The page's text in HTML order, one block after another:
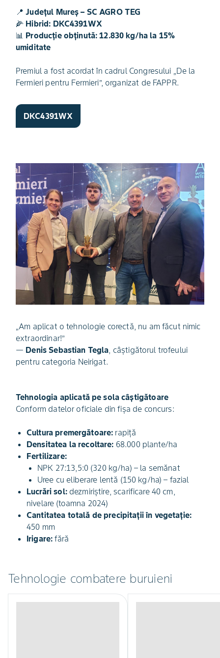
📍Județul Mureș – SC AGRO TEG
🌽 Hibrid: DKC4391WX
📊 Producție obținută: 12.830 kg/ha la 15%
umiditate
Premiul a fost acordat în cadrul Congresului „De la
Fermieri pentru Fermieri”, organizat de FAPPR.
DKC4391WX
„Am aplicat o tehnologie corectă, nu am făcut nimic
extraordinar!”
— Denis Sebastian Tegla, câștigătorul trofeului
pentru categoria Neirigat.
Tehnologia aplicată pe sola câștigătoare
Conform datelor oficiale din fișa de concurs:
Cultura premergătoare: rapiță
Densitatea la recoltare: 68.000 plante/ha
Fertilizare:
NPK 27:13,5:0 (320 kg/ha) – la semănat
Uree cu eliberare lentă (150 kg/ha) – fazial
Lucrări sol:dezmiriștire, scarificare 40 cm,
nivelare (toamna 2024)
Cantitatea totală de precipitații în vegetație:
450 mm
Irigare: fără
Tehnologie combatere buruieni